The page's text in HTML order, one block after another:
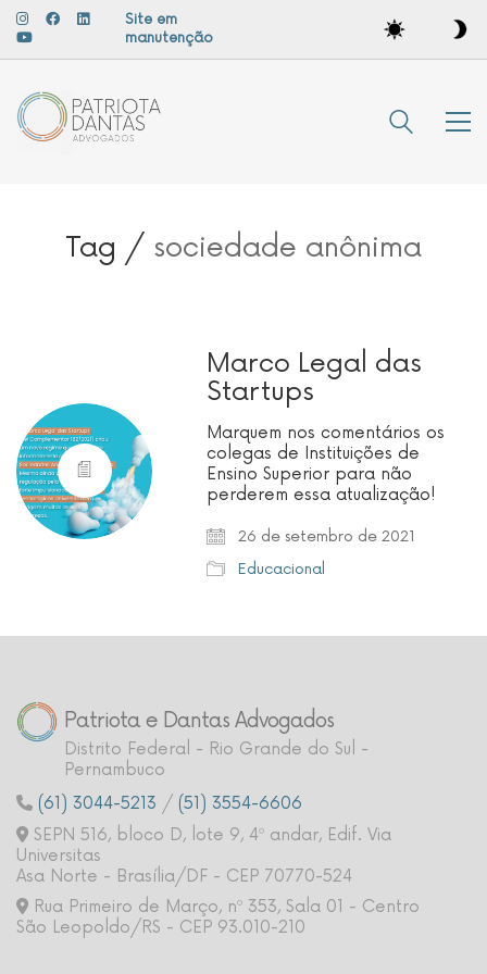
Site em
manutenção
Tag / sociedade anônima
Marco Legal das
Startups
Marquem nos comentários os
colegas de Instituições de
Ensino Superior para não
perderem essa atualização!
26 de setembro de 2021
Educacional
Patriota e Dantas Advogados
Distrito Federal - Rio Grande do Sul -
Pernambuco
(61) 3044-5213 / (51) 3554-6606
SEPN 516, bloco D, lote 9, 4º andar, Edif. Via
Universitas
Asa Norte - Brasília/DF - CEP 70770-524
Rua Primeiro de Março, nº 353, Sala 01 - Centro
São Leopoldo/RS - CEP 93.010-210